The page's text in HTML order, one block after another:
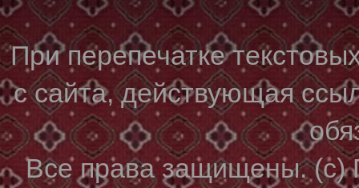
При перепечатке
с сайта, действующая
Все права защищены. (с)